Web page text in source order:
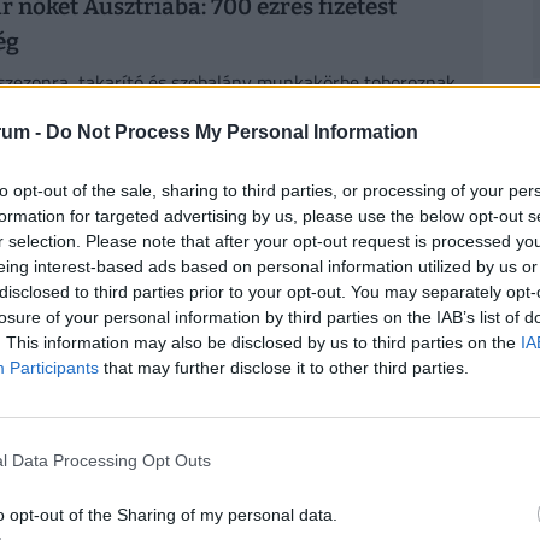
- Do Not Process My Personal Information
opt-out of the sale, sharing to third parties, or processing of your
for targeted advertising by us, please use the below opt-out
selection. Please note that after your opt-out request is processed
interest-based ads based on personal information utilized by us
to third parties prior to your opt-out. You may separately
of your personal information by third parties on the IAB’s list of
This information may also be disclosed by us to third parties on the
Participants that may further disclose it to other third parties.
Data Processing Opt Outs
opt-out of the Sharing of my personal data.
nőket Ausztriába: 700 ezres fizetést
takarító és szobalány munkakörbe toboroznak
idénymunkára.
bér ajánlatát nettóban és
hogy milyen szintű nyelvtudást